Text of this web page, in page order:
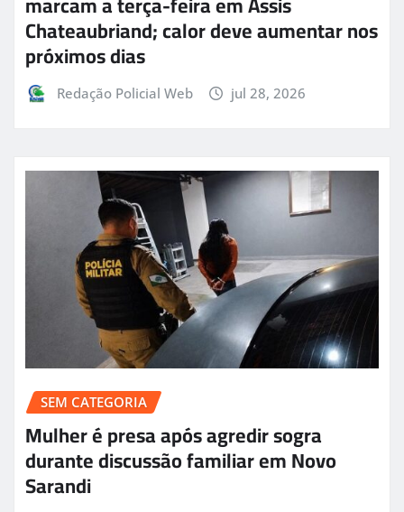
Chateaubriand; calor deve aumentar nos
próximos dias
Redação Policial Web jul 28, 2026
SEM CATEGORIA
Mulher é presa após agredir sogra
durante discussão familiar em Novo
Sarandi